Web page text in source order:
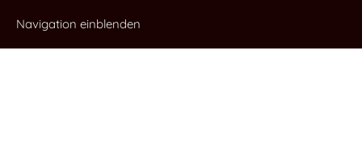
Navigation einblenden